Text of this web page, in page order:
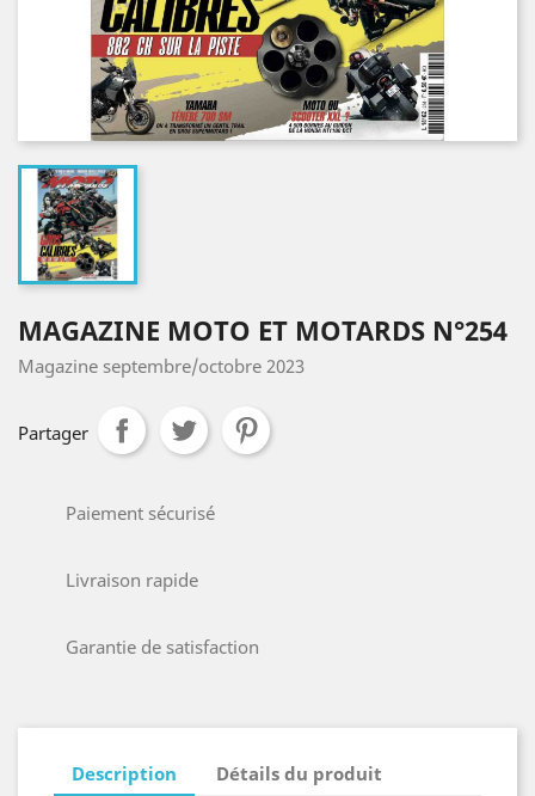
MAGAZINE MOTO ET MOTARDS N°254
Magazine septembre/octobre 2023
Partager
Paiement sécurisé
Livraison rapide
Garantie de satisfaction
Description Détails du produit